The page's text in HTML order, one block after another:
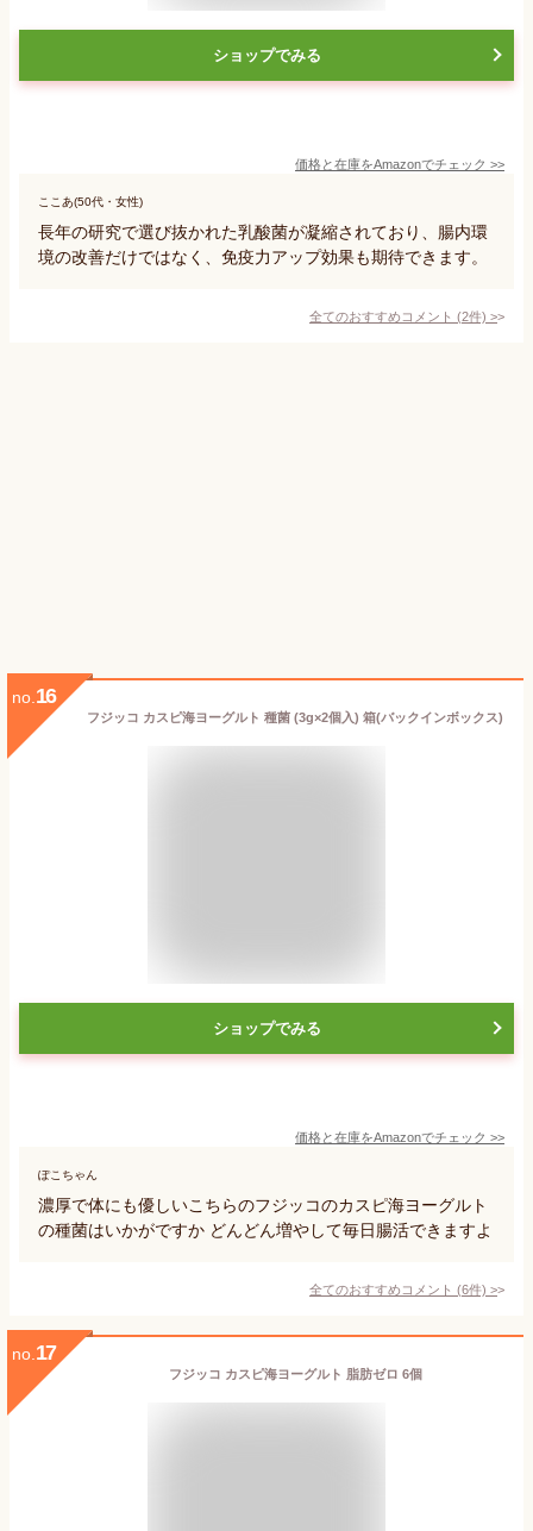
ショップでみる
価格と在庫をAmazonでチェック >>
ここあ(50代・女性)
長年の研究で選び抜かれた乳酸菌が凝縮されており、腸内環
境の改善だけではなく、免疫力アップ効果も期待できます。
全てのおすすめコメント (2件) >
no. 16
フジッコ カスピ海ヨーグルト 種菌 (3g×2個入) 箱(バックインボックス)
ショップでみる
価格と在庫をAmazonでチェック >>
ぽこちゃん
濃厚で体にも優しいこちらのフジッコのカスピ海ヨーグルト
の種菌はいかがですか どんどん増やして毎日腸活できますよ
全てのおすすめコメント (6件) >
no. 17
フジッコ カスピ海ヨーグルト 脂肪ゼロ 6個